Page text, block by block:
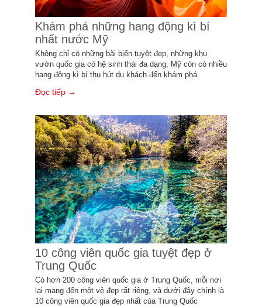
Khám phá những hang động kì bí
nhất nước Mỹ
Không chỉ có những bãi biển tuyệt đẹp, những khu
vườn quốc gia có hệ sinh thái đa dạng, Mỹ còn có nhiều
hang động kì bí thu hút du khách đến khám phá.
Đọc tiếp →
10 công viên quốc gia tuyệt đẹp ở
Trung Quốc
Có hơn 200 công viên quốc gia ở Trung Quốc, mỗi nơi
lại mang đến một vẻ đẹp rất riêng, và dưới đây chính là
10 công viên quốc gia đẹp nhất của Trung Quốc